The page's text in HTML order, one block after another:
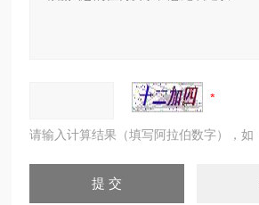
请输入计算结果（填写阿拉伯数字），如